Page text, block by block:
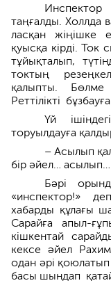
таңғалды. Холлда
ласқан жіңішке
қуысқа кірді. Ток
тұйықталып,
токтың
қалыпты. Бөлме
Реттілікті
Үй
торуылдауға
– Асылып
бір әйел… асылып…
Бәрі
«инспектор!»
хабарды құлағы
Сарайға апыл-
кішкентай
кексе әйел
одан әрі қоюлатып
басы шындап